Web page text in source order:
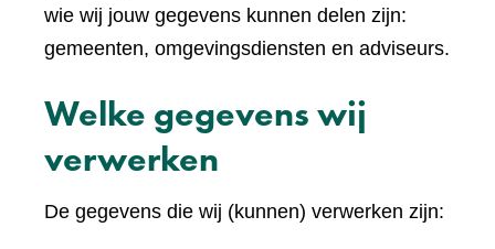
wie wij jouw gegevens kunnen delen zijn:
gemeenten, omgevingsdiensten en adviseurs.
Welke gegevens wij
verwerken
De gegevens die wij (kunnen) verwerken zijn: